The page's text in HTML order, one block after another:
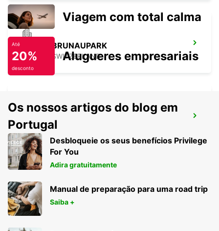
ZURICH BRUNAUPARK
ZURICH - SWITZERLAND
ZURIQUE KLOTEN AEROPORTO ZRH
ZURICH - SWITZERLAND
Viagem com total calma
Até
20%
desconto
Alugueres empresariais
Os nossos artigos do blog em
Portugal
Desbloqueie os seus benefícios Privilege
For You
Adira gratuitamente
Manual de preparação para uma road trip
Saiba +